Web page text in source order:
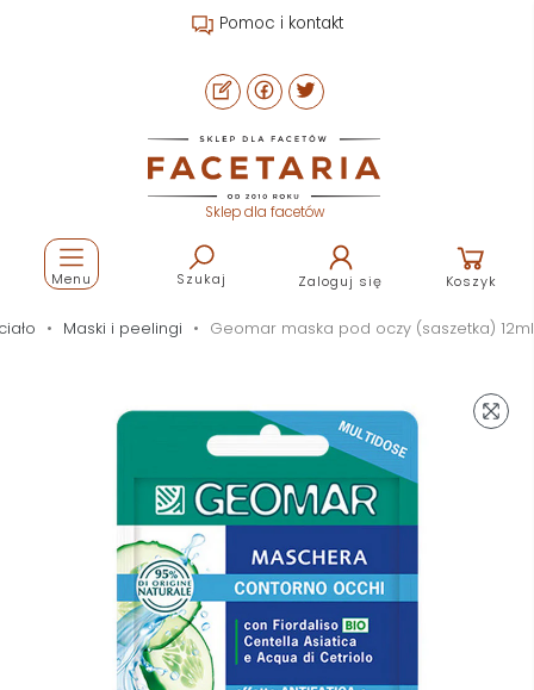
Pomoc i kontakt
Sklep dla facetów
Szukaj Zaloguj się Koszyk
Menu
Maski i peelingi Geomar maska pod oczy (saszetka) 12ml